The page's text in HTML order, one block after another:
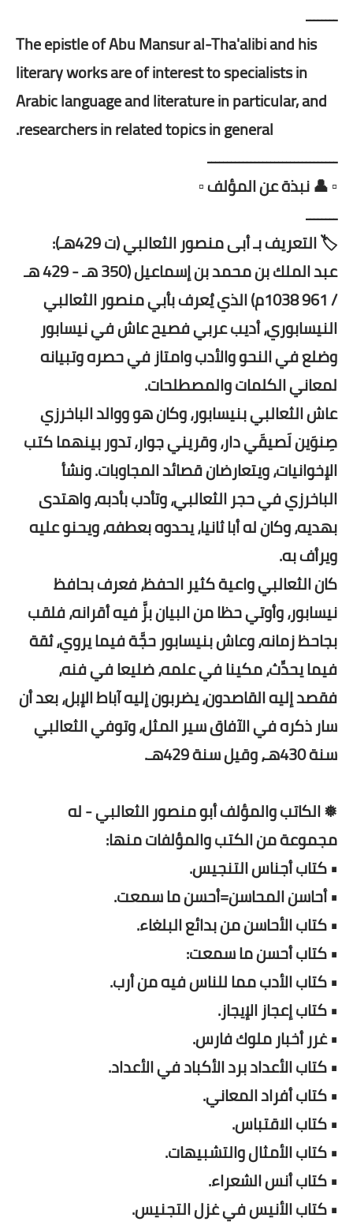
ــــــــ
The epistle of Abu Mansur al-Tha'alibi and his
literary works are of interest to specialists in
Arabic language and literature in particular, and
researchers in related topics in general.
ـــــــــــــــــــــــــــــــــ
▫️ 👤 نبذة عن المؤلف ▫️
ــــــــ
🏷️ التعريف بـ أبى منصور الثعالبي (ت 429هـ):
عبد الملك بن محمد بن إسماعيل (350 هـ - 429 هـ
/ 961 1038م) الذي يُعرف بأبي منصور الثعالبي
النيسابوري، أديب عربي فصيح عاش في نيسابور
وضلع في النحو والأدب وامتاز في حصره وتبيانه
لمعاني الكلمات والمصطلحات.
عاش الثعالبي بنيسابور، وكان هو ووالد الباخرزي
صِنوَين لَصيقَي دار، وقريني جوار، تدور بينهما كتب
الإخوانيات، ويتعارضان قصائد المجاوبات. ونشأ
الباخرزي في حجر الثعالبي، وتأدب بأدبه، واهتدى
بهديه، وكان له أبا ثانيا، يحدوه بعطفه، ويحنو عليه
ويرأف به.
كان الثعالبي واعية كثير الحفظ، فعرف بحافظ
نيسابور، وأوتي حظا من البيان بزَّ فيه أقرانه، فلقب
بجاحظ زمانه، وعاش بنيسابور حجَّة فيما يروي، ثقة
فيما يحدِّث، مكينا في علمه، ضليعا في فنه،
فقصد إليه القاصدون، يضربون إليه آباط الإبل، بعد أن
سار ذكره في الآفاق سير المثل، وتوفي الثعالبي
سنة 430هـ، وقيل سنة 429هـ.
❅ الكاتب والمؤلف أبو منصور الثعالبي - له
مجموعة من الكتب والمؤلفات منها:
• كتاب أجناس التنجيس.
• أحاسن المحاسن=أحسن ما سمعت.
• كتاب الأحاسن من بدائع البلغاء.
• كتاب أحسن ما سمعت:
• كتاب الأدب مما للناس فيه من أرب.
• كتاب إعجاز الإيجاز.
• غرر أخبار ملوك فارس.
• كتاب الأعداد برد الأكباد في الأعداد.
• كتاب أفراد المعاني.
• كتاب الاقتباس.
• كتاب الأمثال والتشبيهات.
• كتاب أنس الشعراء.
• كتاب الأنيس في غزل التجنيس.